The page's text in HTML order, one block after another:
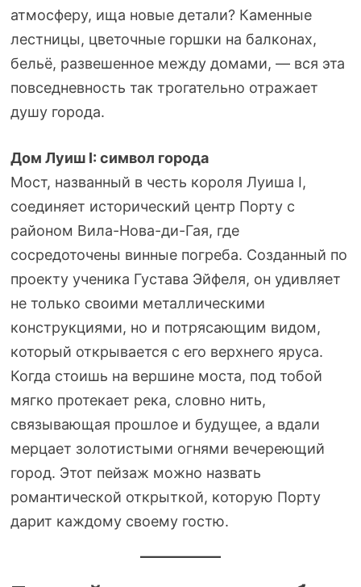
атмосферу, ища новые детали? Каменные
лестницы, цветочные горшки на балконах,
бельё, развешенное между домами, — вся эта
повседневность так трогательно отражает
душу города.
Дом Луиш I: символ города
Мост, названный в честь короля Луиша I,
соединяет исторический центр Порту с
районом Вила-Нова-ди-Гая, где
сосредоточены винные погреба. Созданный по
проекту ученика Густава Эйфеля, он удивляет
не только своими металлическими
конструкциями, но и потрясающим видом,
который открывается с его верхнего яруса.
Когда стоишь на вершине моста, под тобой
мягко протекает река, словно нить,
связывающая прошлое и будущее, а вдали
мерцает золотистыми огнями вечереющий
город. Этот пейзаж можно назвать
романтической открыткой, которую Порту
дарит каждому своему гостю.